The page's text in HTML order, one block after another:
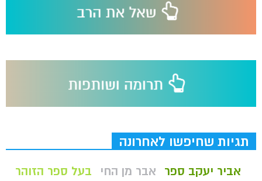
תגיות שחיפשו לאחרונה
אביר יעקב ספר אבר מן החי
בעל ספר הזוהר